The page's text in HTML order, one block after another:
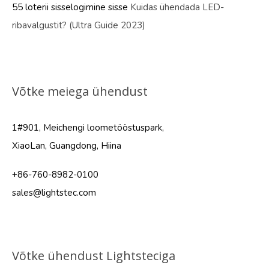
55 loterii sisselogimine sisse Kuidas ühendada LED-
ribavalgustit? (Ultra Guide 2023)
Võtke meiega ühendust
1#901, Meichengi loometööstuspark,
XiaoLan, Guangdong, Hiina
+86-760-8982-0100
sales@lightstec.com
Võtke ühendust Lightsteciga